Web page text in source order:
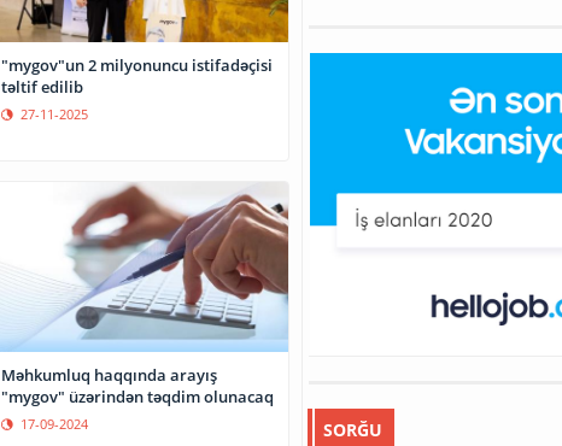
"mygov"un 2 milyonuncu istifadəçisi
təltif edilib
27-11-2025
Məhkumluq haqqında arayış
"mygov" üzərindən təqdim olunacaq
17-09-2024 SORĞU